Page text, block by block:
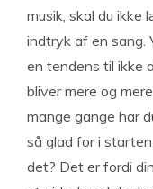
musik, skal du
indtryk af en sang.
en tendens til ikke
bliver mere og
mange gange har
så glad for i
det? Det er fordi